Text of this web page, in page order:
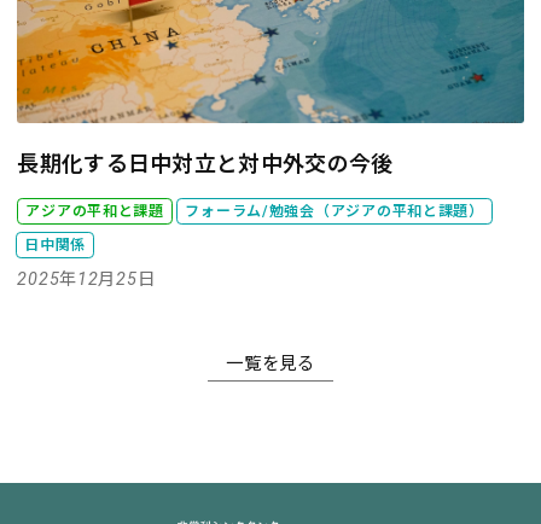
長期化する日中対立と対中外交の今後
アジアの平和と課題 フォーラム/勉強会（アジアの平和と課題）
日中関係
2025年12月25日
一覧を見る